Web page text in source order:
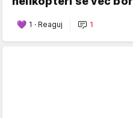
1 · Reaguj 1